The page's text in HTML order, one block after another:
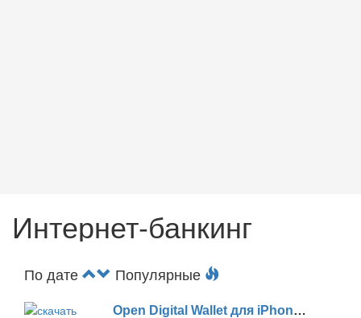
Интернет-банкинг
По дате Популярные
Open Digital Wallet для iPhone4.08